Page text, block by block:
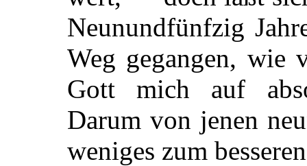
Neunundfünfzig
Weg gegangen, wie
Gott mich auf
Darum von jenen
weniges zum